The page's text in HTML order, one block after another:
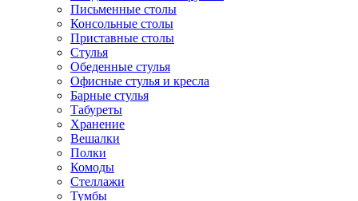
Письменные столы
Консольные столы
Приставные столы
Стулья
Обеденные стулья
Офисные стулья и кресла
Барные стулья
Табуреты
Хранение
Вешалки
Полки
Комоды
Стеллажи
Тумбы